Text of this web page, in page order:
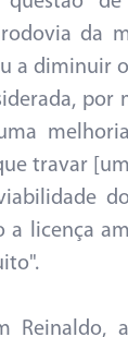
da
a diminuir
travar
a licença
Reinaldo,